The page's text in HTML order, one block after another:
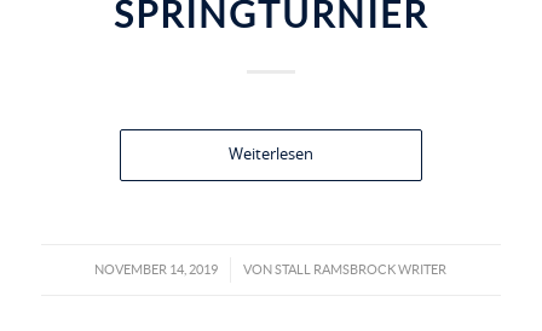
SPRINGTURNIER
Weiterlesen
NOVEMBER 14, 2019
/ VONSTALL RAMSBROCK WRITER